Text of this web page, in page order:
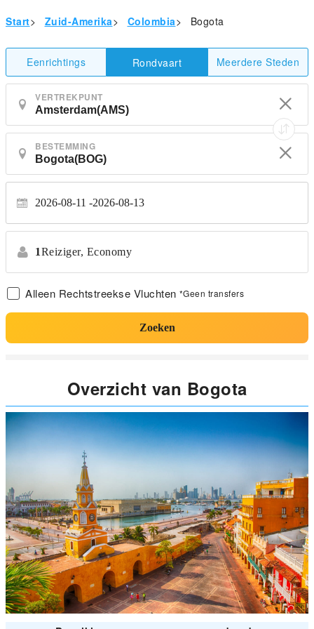
Start> Zuid-Amerika> Colombia> Bogota
Eenrichtings Rondvaart Meerdere Steden
VERTREKPUNT
BESTEMMING
2026-08-11 2026-08-13
1Reiziger, Economy
Alleen Rechtstreekse Vluchten *Geen transfers
Zoeken
Overzicht van Bogota